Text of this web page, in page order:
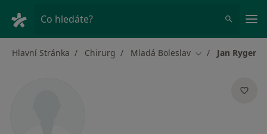
Co hledáte?
Hlavní Stránka Chirurg Mladá Boleslav Změna města
Jan Ryger